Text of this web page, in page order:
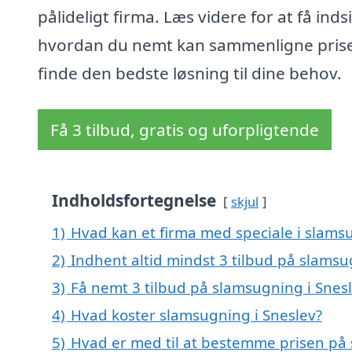
pålideligt firma. Læs videre for at få
hvordan du nemt kan sammenligne
finde den bedste løsning til dine behov.
Få 3 tilbud, gratis og uforpligtende
Indholdsfortegnelse skjul
1) Hvad kan et firma med speciale i
2) Indhent altid mindst 3 tilbud på
3) Få nemt 3 tilbud på slamsugning i
4) Hvad koster slamsugning i Sneslev?
5) Hvad er med til at bestemme prisen på